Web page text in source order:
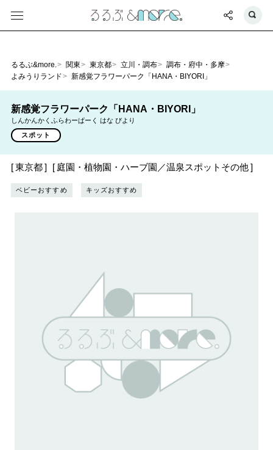
るるぶ&more. 関東 東京都 立川・調布
調布・府中・多摩
よみうりランド
新感覚フラワーパーク「HANA・BIYORI」
新感覚フラワーパーク「HANA・BIYORI」
しんかんかくふらわーぱーく はな びより
スポット
東京都 庭園・植物園・ハーブ園／温泉スポットその他
ベビーおすすめ キッズおすすめ